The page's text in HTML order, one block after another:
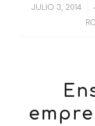
JULIO 3, 2014
/